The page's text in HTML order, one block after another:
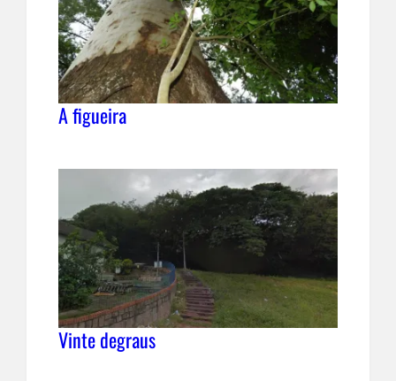
A figueira
Vinte degraus